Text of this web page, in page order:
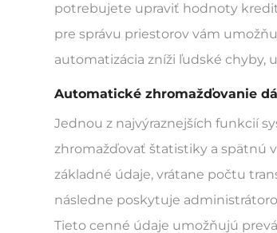
potrebujete upraviť hodnoty
pre správu priestorov vám
automatizácia zníži ľudské chyby,
Automatické zhromažďovanie
Jednou z najvýraznejších funkcií
zhromažďovať štatistiky a spätnú
základné údaje, vrátane počtu
následne poskytuje
Tieto cenné údaje umožňujú